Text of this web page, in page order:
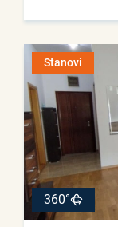
Stanovi
360°